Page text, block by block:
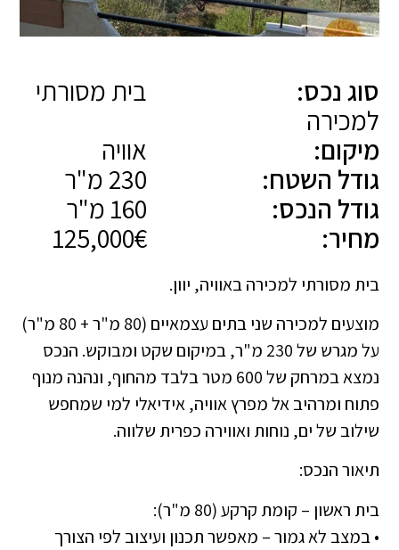
סוג נכס:
בית מסורתי
למכירה
מיקום:
אוויה
גודל השטח:
גודל הנכס:
מחיר:
125,000€
בית מסורתי למכירה באוויה, יוון.
מוצעים למכירה שני בתים עצמאיים (80 מ"ר + 80 מ"ר)
על מגרש של 230 מ"ר, במיקום שקט ומבוקש. הנכס
נמצא במרחק של 600 מטר בלבד מהחוף, ונהנה מנוף
פתוח ומרהיב אל מפרץ אוויה, אידיאלי למי שמחפש
שילוב של ים, נוחות ואווירה כפרית שלווה.
תיאור הנכס:
בית ראשון – קומת קרקע (80 מ"ר):
• במצב לא גמור – מאפשר תכנון ועיצוב לפי הצורך